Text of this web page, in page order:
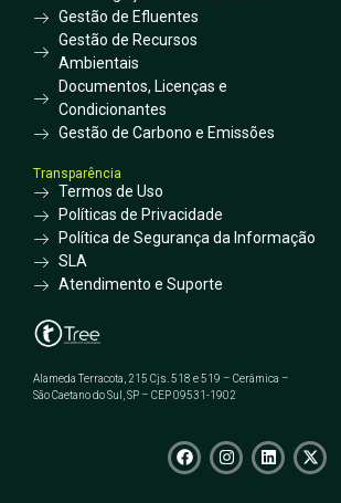
Gestão de Efluentes
Gestão de Recursos
Ambientais
Documentos, Licenças e
Condicionantes
Gestão de Carbono e Emissões
Transparência
Termos de Uso
Políticas de Privacidade
Política de Segurança da Informação
SLA
Atendimento e Suporte
Alameda Terracota, 215 Cjs. 518 e 519 – Cerâmica –
São Caetano do Sul, SP – CEP 09531-1902